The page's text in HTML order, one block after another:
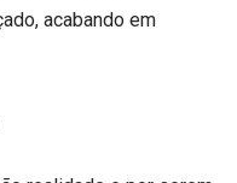
acabando em